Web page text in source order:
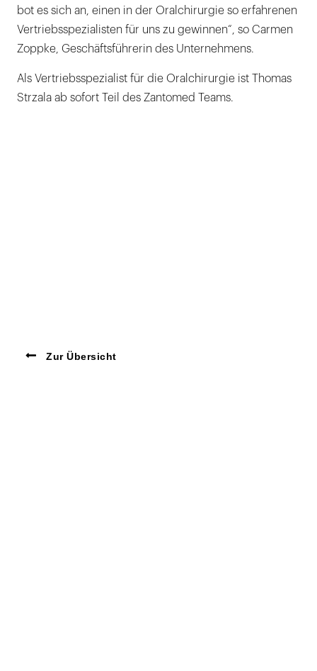
bot es sich an, einen in der Oralchirurgie so erfahrenen
Vertriebsspezialisten für uns zu gewinnen“, so Carmen
Zoppke, Geschäftsführerin des Unternehmens.
Als Vertriebsspezialist für die Oralchirurgie ist Thomas
Strzala ab sofort Teil des Zantomed Teams.
Zur Übersicht